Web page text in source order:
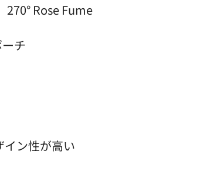
270° Rose Fume
チ
イン性が高い